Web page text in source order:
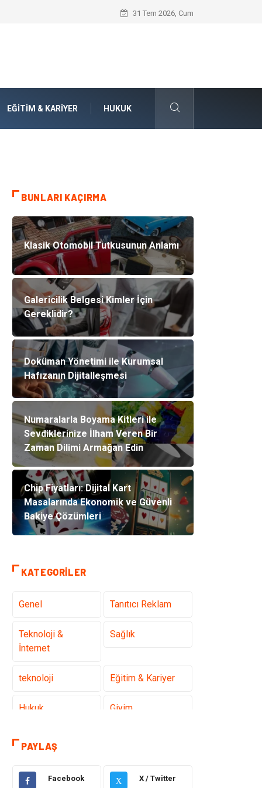
Numaralarla Boyama Kitleri ile
31 Tem 2026, Cum
EĞITIM & KARIYER HUKUK
BUNLARI KAÇIRMA
Klasik Otomobil Tutkusunun Anlamı
Galericilik Belgesi Kimler İçin
Gereklidir?
Doküman Yönetimi ile Kurumsal
Hafızanın Dijitalleşmesi
Numaralarla Boyama Kitleri ile
Sevdiklerinize İlham Veren Bir
Zaman Dilimi Armağan Edin
Chip Fiyatları: Dijital Kart
Masalarında Ekonomik ve Güvenli
Bakiye Çözümleri
KATEGORILER
Genel Tanıtıcı Reklam
Teknoloji &
İnternet
Sağlık
teknoloji Eğitim & Kariyer
Hukuk Giyim
Elektronik
PAYLAŞ
Facebook X X / Twitter